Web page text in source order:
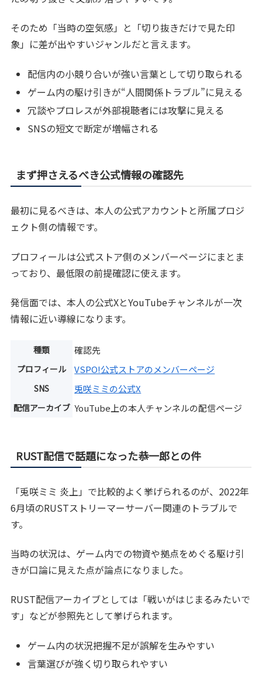
そのため「当時の空気感」と「切り抜きだけで見た印
象」に差が出やすいジャンルだと言えます。
配信内の小競り合いが強い言葉として切り取られる
ゲーム内の駆け引きが“人間関係トラブル”に見える
冗談やプロレスが外部視聴者には攻撃に見える
SNSの短文で断定が増幅される
まず押さえるべき公式情報の確認先
最初に見るべきは、本人の公式アカウントと所属プロジ
ェクト側の情報です。
プロフィールは公式ストア側のメンバーページにまとま
っており、最低限の前提確認に使えます。
発信面では、本人の公式XとYouTubeチャンネルが一次
情報に近い導線になります。
種類 確認先
プロフィール VSPO!公式ストアのメンバーページ
SNS 兎咲ミミの公式X
配信アーカイブ YouTube上の本人チャンネルの配信ページ
RUST配信で話題になった恭一郎との件
「兎咲ミミ 炎上」で比較的よく挙げられるのが、2022年
6月頃のRUSTストリーマーサーバー関連のトラブルで
す。
当時の状況は、ゲーム内での物資や拠点をめぐる駆け引
きが口論に見えた点が論点になりました。
RUST配信アーカイブとしては「戦いがはじまるみたいで
す」などが参照先として挙げられます。
ゲーム内の状況把握不足が誤解を生みやすい
言葉選びが強く切り取られやすい